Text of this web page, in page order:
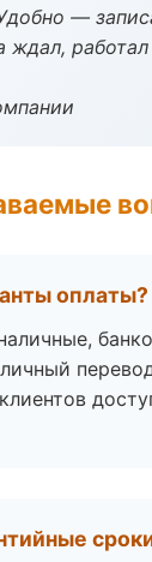
—
ждал, работал
оплаты?